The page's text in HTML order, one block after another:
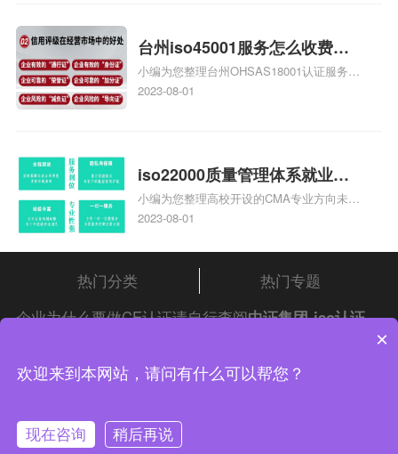
台州iso45001服务怎么收费，
台州iso45001认证服务怎么收
费
小编为您整理台州OHSAS18001认证服务中
心哪家收费便宜、台州ISO9000认证，哪个
标准是什么相关iso体系认证知识，详情可
查看下方正文！
2023-08-01
iso22000质量管理体系就业方
向，质量管理与认证就业方向
小编为您整理高校开设的CMA专业方向未来
就业前景及就业方向如何、cma就业方向有
和cma未来就业方向、大学生考完cma，就
哪些就业方向相关iso体系认证知识，详情
可查看下方正文！
2023-08-01
热门分类
热门专题
企业为什么要做CE认证请自行查阅中证集团 iso认证
中证集团体系认证 版权所有 Copyright © 2022
渝公网安备 50010502003954号
×
欢迎来到本网站，请问有什么可以帮您？
现在咨询 稍后再说